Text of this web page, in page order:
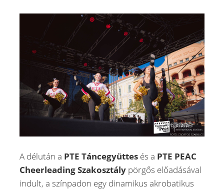
A délután a PTE Táncegyüttes és a PTE PEAC
Cheerleading Szakosztály pörgős előadásával
indult, a színpadon egy dinamikus akrobatikus